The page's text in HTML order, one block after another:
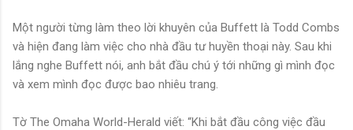
Một người từng làm theo lời khuyên của Buffett là Todd Combs
và hiện đang làm việc cho nhà đầu tư huyền thoại này. Sau khi
lắng nghe Buffett nói, anh bắt đầu chú ý tới những gì mình đọc
và xem mình đọc được bao nhiêu trang.
Tờ The Omaha World-Herald viết: “Khi bắt đầu công việc đầu